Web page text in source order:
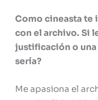
Como cineasta te
con el archivo. Si
justificación o
sería?
Me apasiona el